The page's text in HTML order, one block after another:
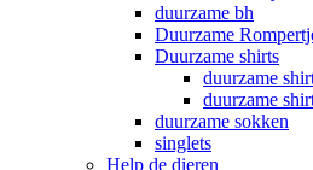
duurzame bh
Duurzame
Duurzame shirts
duurzame
duurzame
duurzame sokken
singlets
Help de dieren